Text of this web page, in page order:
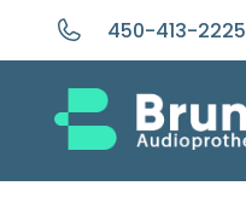
450-413-2225